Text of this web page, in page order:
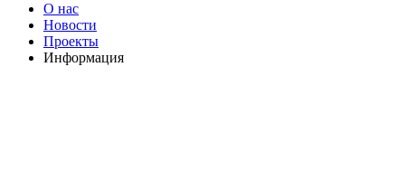
О нас
Новости
Проекты
Информация